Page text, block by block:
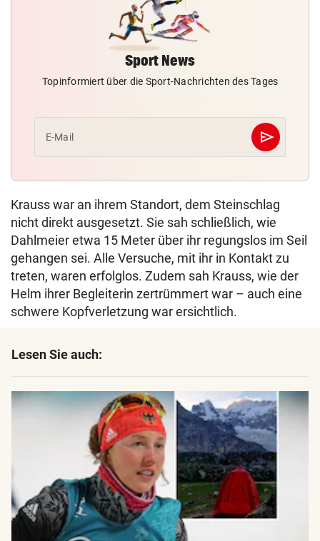
Sport News
Topinformiert über die Sport-Nachrichten des Tages
E-Mail send
Abschicken
Krauss war an ihrem Standort, dem Steinschlag
nicht direkt ausgesetzt. Sie sah schließlich, wie
Dahlmeier etwa 15 Meter über ihr regungslos im Seil
gehangen sei. Alle Versuche, mit ihr in Kontakt zu
treten, waren erfolglos. Zudem sah Krauss, wie der
Helm ihrer Begleiterin zertrümmert war – auch eine
schwere Kopfverletzung war ersichtlich.
Lesen Sie auch: